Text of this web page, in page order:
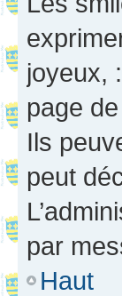
joyeux,
page
Ils
peut
par
Haut